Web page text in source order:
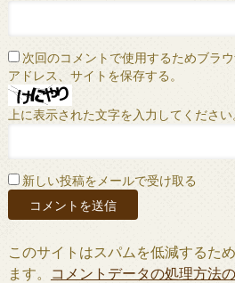
次回のコメントで使用するためブラ
アドレス、サイトを保存する。
上に表示された文字を入力してください
新しい投稿をメールで受け取る
このサイトはスパムを低減するた
ます。
コメントデータの処理方法